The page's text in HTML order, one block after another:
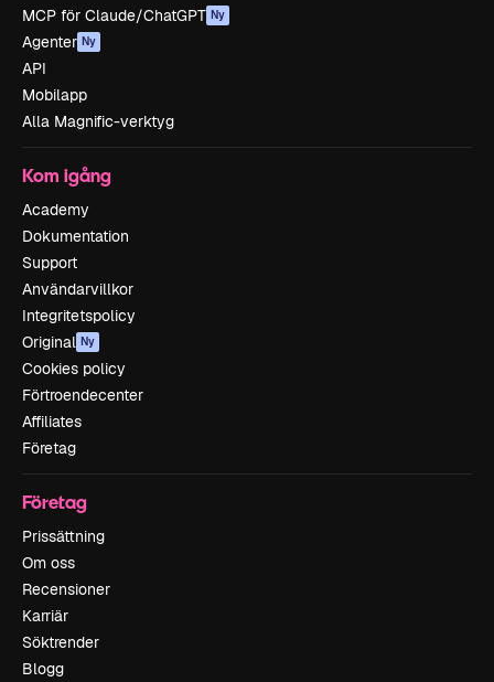
MCP för Claude/ChatGPT Ny
Agenter Ny
API
Mobilapp
Alla Magnific-verktyg
Kom igång
Academy
Dokumentation
Support
Användarvillkor
Integritetspolicy
Original Ny
Cookies policy
Förtroendecenter
Affiliates
Företag
Företag
Prissättning
Om oss
Recensioner
Karriär
Söktrender
Blogg